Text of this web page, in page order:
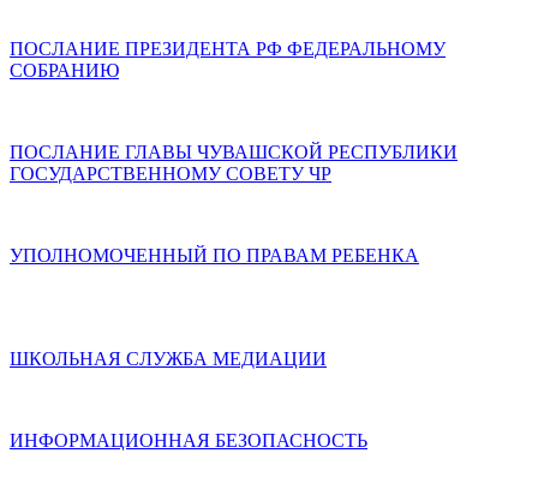
ПОСЛАНИЕ ПРЕЗИДЕНТА РФ ФЕДЕРАЛЬНОМУ
СОБРАНИЮ
ПОСЛАНИЕ ГЛАВЫ ЧУВАШСКОЙ РЕСПУБЛИКИ
ГОСУДАРСТВЕННОМУ СОВЕТУ ЧР
УПОЛНОМОЧЕННЫЙ ПО ПРАВАМ РЕБЕНКА
ШКОЛЬНАЯ СЛУЖБА МЕДИАЦИИ
ИНФОРМАЦИОННАЯ БЕЗОПАСНОСТЬ